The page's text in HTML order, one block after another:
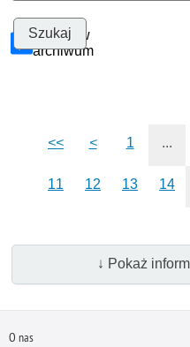
Szukaj w
archiwum
<< < 1 ...
11 12 13 14
↓ Pokaż
O nas